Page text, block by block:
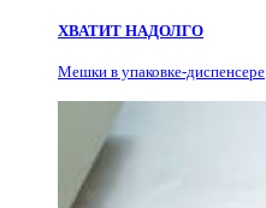
ХВАТИТ НАДОЛГО
Мешки в упаковке-диспенсере